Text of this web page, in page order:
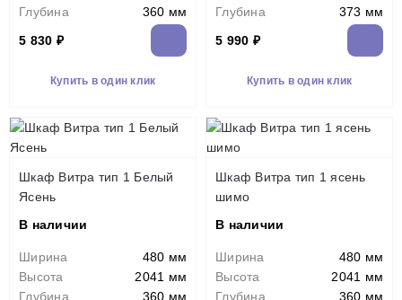
Глубина
360 мм
5 830 ₽
Купить в один клик
Глубина
373 мм
5 990 ₽
Купить в один клик
Шкаф Витра тип 1 Белый
Ясень
В наличии
Ширина
480 мм
Высота
2041 мм
Глубина
360 мм
Шкаф Витра тип 1 ясень
шимо
В наличии
Ширина
480 мм
Высота
2041 мм
Глубина
360 мм